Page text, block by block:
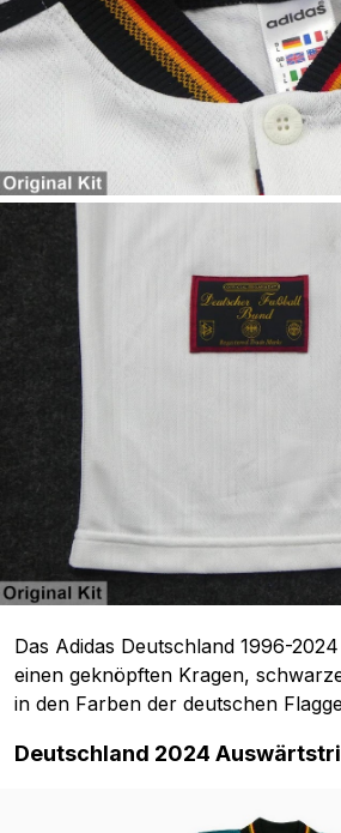
Das Adidas Deutschland 1996-
einen geknöpften Kragen,
in den Farben der deutschen
Deutschland 2024